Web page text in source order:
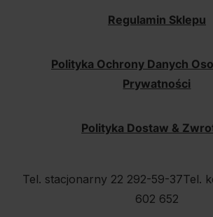
Regulamin Sklepu
Polityka Ochrony Danych
Prywatności
Polityka Dostaw &
Tel. stacjonarny 22 292-59-37Tel.
602 652